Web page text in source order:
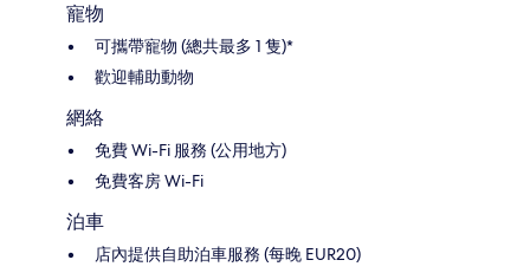
寵物
可攜帶寵物 (總共最多 1 隻)*
歡迎輔助動物
網絡
免費 Wi-Fi 服務 (公用地方)
免費客房 Wi-Fi
泊車
店內提供自助泊車服務 (每晚 EUR20)